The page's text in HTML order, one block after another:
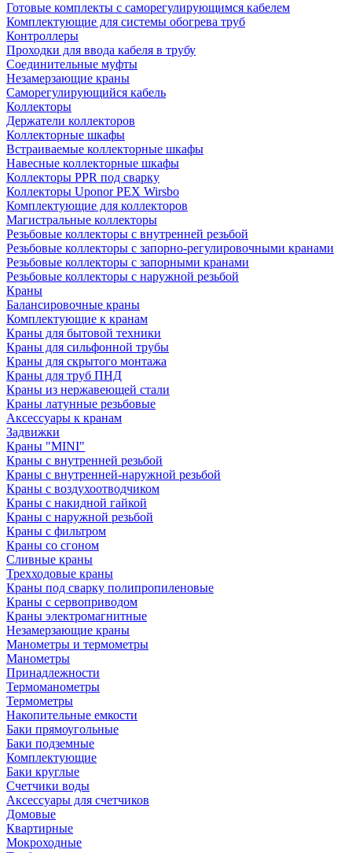
Готовые комплекты с саморегулирующимся кабелем
Комплектующие для системы обогрева труб
Контроллеры
Проходки для ввода кабеля в трубу
Соединительные муфты
Незамерзающие краны
Саморегулирующийся кабель
Коллекторы
Держатели коллекторов
Коллекторные шкафы
Встраиваемые коллекторные шкафы
Навесные коллекторные шкафы
Коллекторы PPR под сварку
Коллекторы Uponor PEX Wirsbo
Комплектующие для коллекторов
Магистральные коллекторы
Резьбовые коллекторы с внутренней резьбой
Резьбовые коллекторы с запорно-регулировочными кранами
Резьбовые коллекторы с запорными кранами
Резьбовые коллекторы с наружной резьбой
Краны
Балансировочные краны
Комплектующие к кранам
Краны для бытовой техники
Краны для сильфонной трубы
Краны для скрытого монтажа
Краны для труб ПНД
Краны из нержавеющей стали
Краны латунные резьбовые
Аксессуары к кранам
Задвижки
Краны "MINI"
Краны с внутренней резьбой
Краны с внутренней-наружной резьбой
Краны с воздухоотводчиком
Краны с накидной гайкой
Краны с наружной резьбой
Краны с фильтром
Краны со сгоном
Сливные краны
Трехходовые краны
Краны под сварку полипропиленовые
Краны с сервоприводом
Краны электромагнитные
Незамерзающие краны
Манометры и термометры
Манометры
Принадлежности
Термоманометры
Термометры
Накопительные емкости
Баки прямоугольные
Баки подземные
Комплектующие
Баки круглые
Счетчики воды
Аксессуары для счетчиков
Домовые
Квартирные
Мокроходные